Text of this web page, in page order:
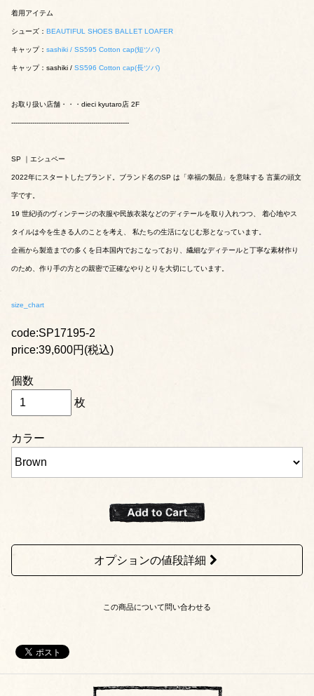
着用アイテム
シューズ： BEAUTIFUL SHOES BALLET LOAFER
キャップ： sashiki / SS595 Cotton cap(短ツバ)
キャップ：sashiki / SS596 Cotton cap(長ツバ)
お取り扱い店舗・・・dieci kyutaro店 2F
--------------------------------------------------------
SP ｜エシュペー
2022年にスタートしたブランド。ブランド名のSP は「幸福の製品」を意味する 言葉の頭文
字です。
19 世紀頃のヴィンテージの衣服や民族衣装などのディテールを取り入れつつ、 着心地やス
タイルは今を生きる人のことを考え、 私たちの生活になじむ形となっています。
企画から製造までの多くを日本国内でおこなっており、繊細なディテールと丁寧な素材作り
のため、作り手の方との親密で正確なやりとりを大切にしています。
size_chart
code:SP17195-2
price:39,600円(税込)
個数
枚
カラー
オプションの値段詳細
この商品について問い合わせる